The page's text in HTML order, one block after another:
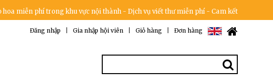
trong khu vực nội thành - Dịch vụ viết thư miễn phí - Cam kết không tăng giá trong
Đơn hàng
Giỏ hàng
Gia nhập hội viên
Đăng nhập